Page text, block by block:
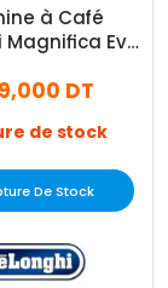
à Café
Magnifica Evo
Noir
DT
de stock
De Stock